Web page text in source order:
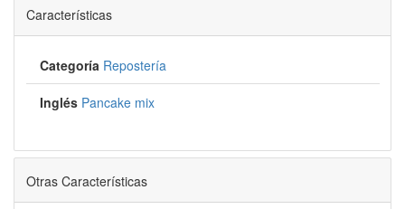
Características
Categoría Repostería
Inglés Pancake mix
Otras Características